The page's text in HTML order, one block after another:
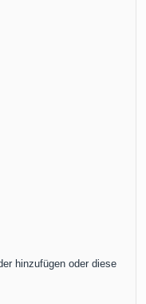
hinzufügen oder diese